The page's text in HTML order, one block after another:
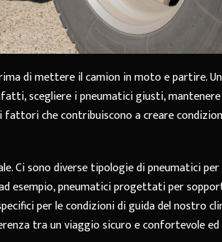
di mettere il camion in moto e partire.
scegliere i pneumatici giusti, mantenere
che contribuiscono a creare
Ci sono diverse tipologie di pneumatici
esempio, pneumatici progettati per
per le condizioni di guida del nostro
tra un viaggio sicuro e confortevole